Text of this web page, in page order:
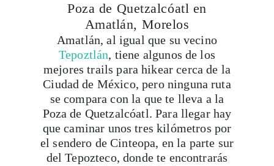
Poza de Quetzalcóatl en
Amatlán, Morelos
Amatlán, al igual que su vecino
Tepoztlán, tiene algunos de los
mejores trails para hikear cerca de la
Ciudad de México, pero ninguna ruta
se compara con la que te lleva a la
Poza de Quetzalcóatl. Para llegar hay
que caminar unos tres kilómetros por
el sendero de Cinteopa, en la parte sur
del Tepozteco, donde te encontrarás